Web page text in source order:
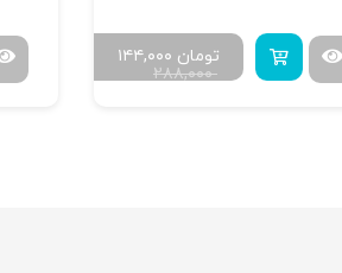
۲۸۸,۰۰۰
۱۴۴,۰۰۰ تومان